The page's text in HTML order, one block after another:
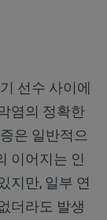
선수 사이에
염의 정확한
은 일반적으
이어지는 인
지만, 일부 연
더라도 발생